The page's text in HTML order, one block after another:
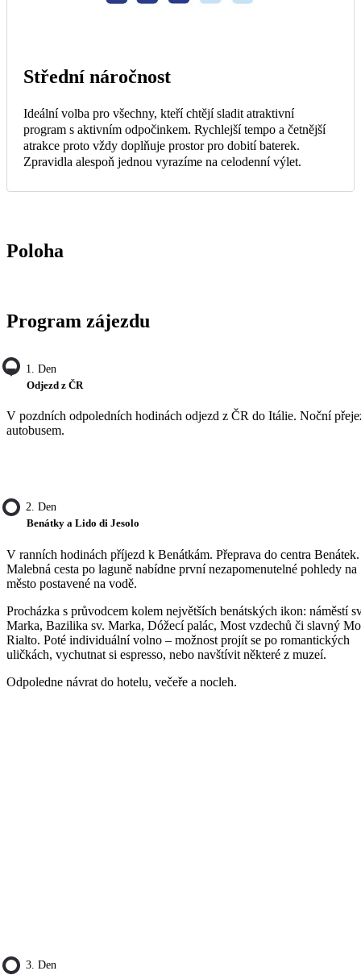
Střední náročnost
Ideální volba pro všechny, kteří chtějí sladit atraktivní
program s aktivním odpočinkem. Rychlejší tempo a četnější
atrakce proto vždy doplňuje prostor pro dobití baterek.
Zpravidla alespoň jednou vyrazíme na celodenní výlet.
Poloha
Program zájezdu
1. Den
Odjezd z ČR
V pozdních odpoledních hodinách odjezd z ČR do Itálie. Noční
autobusem.
2. Den
Benátky a Lido di Jesolo
V ranních hodinách příjezd k Benátkám. Přeprava do centra Benátek.
Malebná cesta po laguně nabídne první nezapomenutelné pohledy na
město postavené na vodě.
Procházka s průvodcem kolem největších benátských ikon: náměstí
Marka, Bazilika sv. Marka, Dóžecí palác, Most vzdechů či slavný
Rialto. Poté individuální volno – možnost projít se po romantických
uličkách, vychutnat si espresso, nebo navštívit některé z muzeí.
Odpoledne návrat do hotelu, večeře a nocleh.
3. Den